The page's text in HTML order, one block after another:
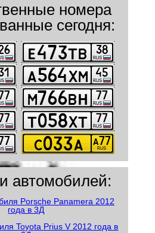
номера
сегодня:
автомобилей: